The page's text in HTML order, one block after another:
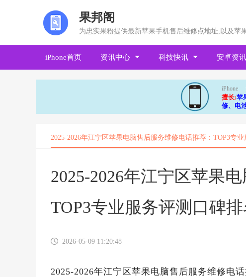
果邦阁
为忠实果粉提供最新苹果手机售后维修点地址,以及苹
iPhone首页 资讯中心 科技快讯 安卓资讯
iPhone
擅长:苹
修、电
2025-2026年江宁区苹果电脑售后服务维修电话推荐：TOP3专
2025-2026年江宁区苹果
TOP3专业服务评测口碑
2026-05-09 11:20:48
2025-2026年江宁区苹果电脑售后服务维修电